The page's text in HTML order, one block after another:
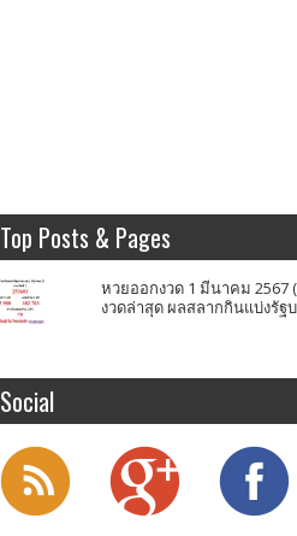
Top Posts & Pages
หวยออกงวด 1 มีนาคม 2567
งวดล่าสุด ผลสลากกินแบ่งรัฐ
Social